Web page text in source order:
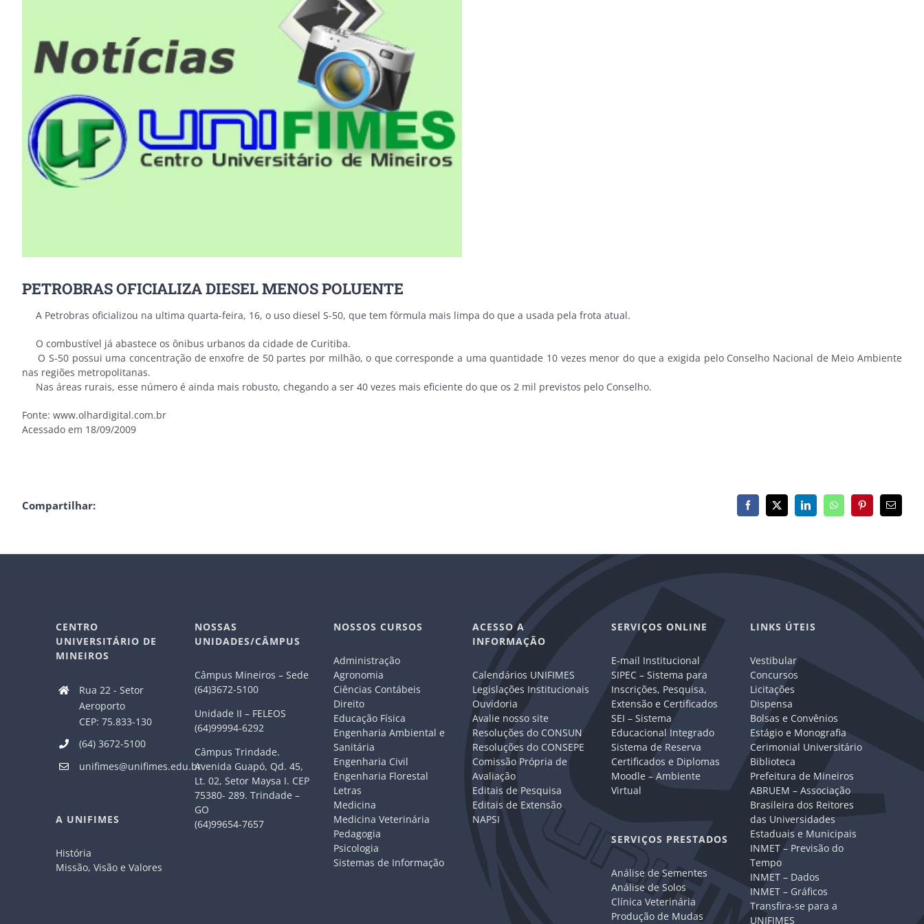
PETROBRAS OFICIALIZA DIESEL MENOS POLUENTE
A Petrobras oficializou na ultima quarta-feira, 16, o uso diesel S-50, que tem fórmula mais limpa do que a usada pela frota atual.
O combustível já abastece os ônibus urbanos da cidade de Curitiba.
O S-50 possui uma concentração de enxofre de 50 partes por milhão, o que corresponde a uma quantidade 10 vezes menor do que a exigida pelo Conselho Nacional de Meio Ambiente
nas regiões metropolitanas.
Nas áreas rurais, esse número é ainda mais robusto, chegando a ser 40 vezes mais eficiente do que os 2 mil previstos pelo Conselho.
Fonte: www.olhardigital.com.br
Acessado em 18/09/2009
Compartilhar: Facebook
X LinkedInWhatsAppPinterest
E-
mail
CENTRO
UNIVERSITÁRIO DE
MINEIROS
Rua 22 - Setor
Aeroporto
CEP: 75.833-130
(64) 3672-5100
unifimes@unifimes.edu.br
A UNIFIMES
História
Missão, Visão e Valores
NOSSAS
UNIDADES/CÂMPUS
Câmpus Mineiros – Sede
(64)3672-5100
Unidade II – FELEOS
(64)99994-6292
Câmpus Trindade.
Avenida Guapó, Qd. 45,
Lt. 02, Setor Maysa I. CEP
75380- 289. Trindade –
GO
(64)99654-7657
NOSSOS CURSOS
Administração
Agronomia
Ciências Contábeis
Direito
Educação Física
Engenharia Ambiental e
Sanitária
Engenharia Civil
Engenharia Florestal
Letras
Medicina
Medicina Veterinária
Pedagogia
Psicologia
Sistemas de Informação
ACESSO A
INFORMAÇÃO
Calendários UNIFIMES
Legislações Institucionais
Ouvidoria
Avalie nosso site
Resoluções do CONSUN
Resoluções do CONSEPE
Comissão Própria de
Avaliação
Editais de Pesquisa
Editais de Extensão
NAPSI
SERVIÇOS ONLINE
E-mail Institucional
SIPEC – Sistema para
Inscrições, Pesquisa,
Extensão e Certificados
SEI – Sistema
Educacional Integrado
Sistema de Reserva
Certificados e Diplomas
Moodle – Ambiente
Virtual
SERVIÇOS PRESTADOS
Análise de Sementes
Análise de Solos
Clínica Veterinária
Produção de Mudas
LINKS ÚTEIS
Vestibular
Concursos
Licitações
Dispensa
Bolsas e Convênios
Estágio e Monografia
Cerimonial Universitário
Biblioteca
Prefeitura de Mineiros
ABRUEM – Associação
Brasileira dos Reitores
das Universidades
Estaduais e Municipais
INMET – Previsão do
Tempo
INMET – Dados
INMET – Gráficos
Transfira-se para a
UNIFIMES